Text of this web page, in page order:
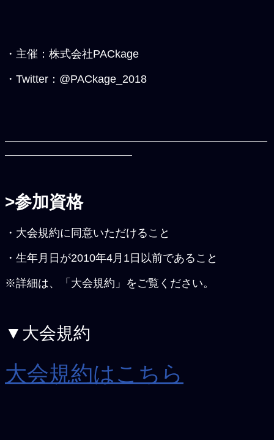
・主催：株式会社PACkage
・Twitter：@PACkage_2018
>参加資格
・大会規約に同意いただけること
・生年月日が2010年4月1日以前であること
※詳細は、「大会規約」をご覧ください。
▼大会規約
大会規約はこちら